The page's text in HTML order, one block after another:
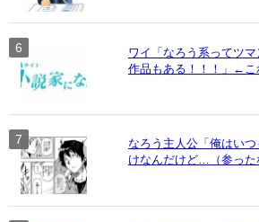
ワイ「なろう系ってツ
作品もある！！！」←こ
なろう主人公「俺はい
けなんだけど…（参った